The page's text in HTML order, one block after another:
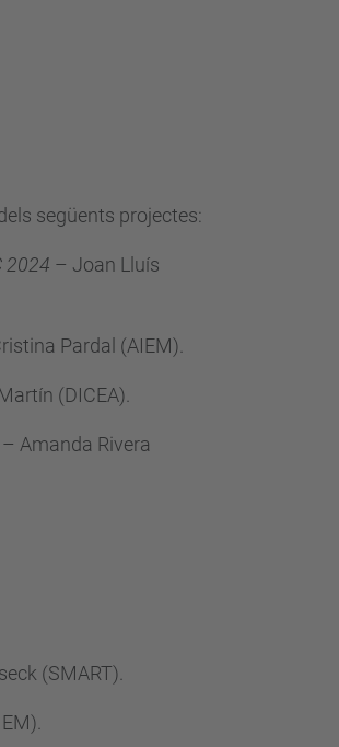
següents projectes:
2024 – Joan Lluís
Pardal (AIEM).
(DICEA).
– Amanda Rivera
(SMART).
.